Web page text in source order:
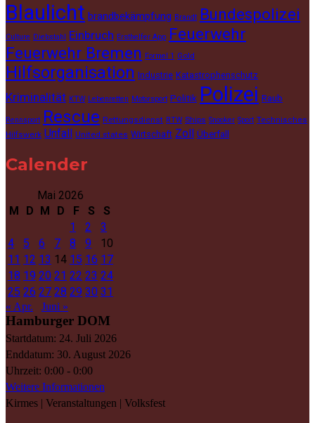
Blaulicht brandbekämpfung Brandt Bundespolizei
Culture Diebstahl Einbruch Ersthelfer App Feuerwehr
Feuerwehr Bremen
Formel 1 Gold
Hilfsorganisation Industrie Katastrophenschutz
Kriminalität KTW Lebenretten Motorsport Politik Polizei Raub
Rennsport Rescue Rettungsdienst RTW Ships Snooker Sport Technisches
Hilfswerk Unfall United states Wirtschaft Zoll Überfall
Calender
Mai 2026
M
D M D F S
S
1
2
3
4
5 6 7 8 9
10
11 12 13 14 15 16 17
18 19 20 21 22 23 24
25 26 27 28 29 30 31
« Apr. Juni »
Hamburger DOM
Startdatum: 24. Juli 2026
Enddatum: 30. August 2026
Uhrzeit: 0:00 - 0:00
Weitere Informationen
Kirmes | Veranstaltungen | Volksfest